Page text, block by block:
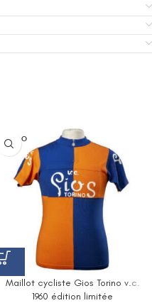
SOLD O
UT
Maillot cycliste Gios Torino v.c.
1960 édition limitée